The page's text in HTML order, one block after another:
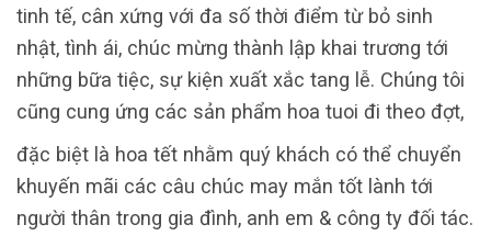
tinh tế, cân xứng với đa số thời điểm từ bỏ sinh
nhật, tình ái, chúc mừng thành lập khai trương tới
những bữa tiệc, sự kiện xuất xắc tang lễ. Chúng tôi
cũng cung ứng các sản phẩm hoa tuoi đi theo đợt,
đặc biệt là hoa tết nhằm quý khách có thể chuyển
khuyến mãi các câu chúc may mắn tốt lành tới
người thân trong gia đình, anh em & công ty đối tác.